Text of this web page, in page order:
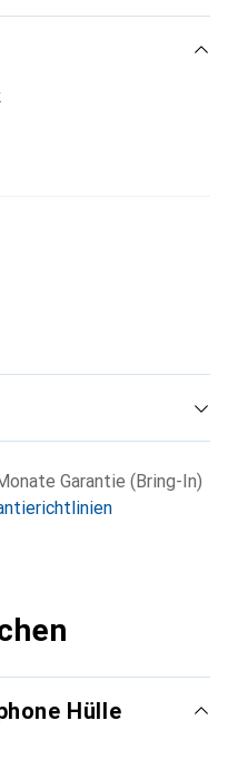
für eine
Garantie (Bring-In)
Hülle